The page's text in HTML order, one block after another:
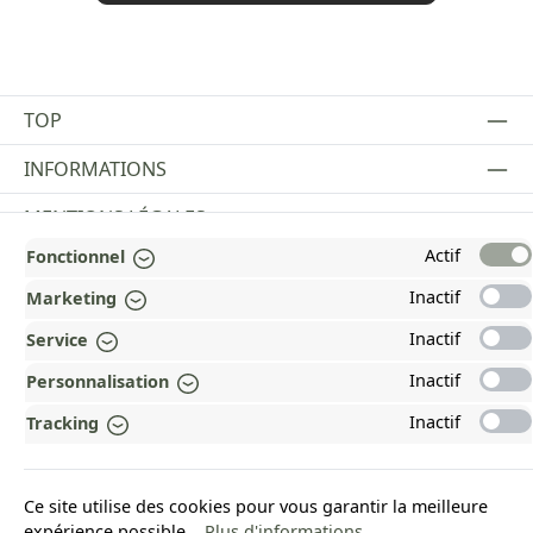
TOP
Revoke a contract
INFORMATIONS
MENTIONS LÉGALES
PAYMENT AND SHIPPING METHODS
RÉCOMPENSÉ ET CERTIFIÉ !
OUR COMMUNITIES
Fonctionnel
Actif
Marketing
Inactif
Service
Inactif
Personnalisation
Inactif
Tracking
Inactif
Ce site utilise des cookies pour vous garantir la meilleure